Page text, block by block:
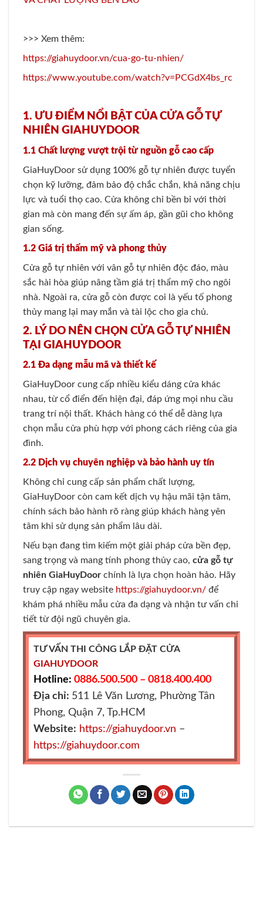
>>> Xem thêm:
https://giahuydoor.vn/cua-go-tu-nhien/
https://www.youtube.com/watch?v=PCGdX4bs_rc
1. ƯU ĐIỂM NỔI BẬT CỦA CỬA GỖ TỰ
NHIÊN GIAHUYDOOR
1.1 Chất lượng vượt trội từ nguồn gỗ cao cấp
GiaHuyDoor sử dụng 100% gỗ tự nhiên được tuyển
chọn kỹ lưỡng, đảm bảo độ chắc chắn, khả năng chịu
lực và tuổi thọ cao. Cửa không chỉ bền bỉ với thời
gian mà còn mang đến sự ấm áp, gần gũi cho không
gian sống.
1.2 Giá trị thẩm mỹ và phong thủy
Cửa gỗ tự nhiên với vân gỗ tự nhiên độc đáo, màu
sắc hài hòa giúp nâng tầm giá trị thẩm mỹ cho ngôi
nhà. Ngoài ra, cửa gỗ còn được coi là yếu tố phong
thủy mang lại may mắn và tài lộc cho gia chủ.
2. LÝ DO NÊN CHỌN CỬA GỖ TỰ NHIÊN
TẠI GIAHUYDOOR
2.1 Đa dạng mẫu mã và thiết kế
GiaHuyDoor cung cấp nhiều kiểu dáng cửa khác
nhau, từ cổ điển đến hiện đại, đáp ứng mọi nhu cầu
trang trí nội thất. Khách hàng có thể dễ dàng lựa
chọn mẫu cửa phù hợp với phong cách riêng của gia
đình.
2.2 Dịch vụ chuyên nghiệp và bảo hành uy tín
Không chỉ cung cấp sản phẩm chất lượng,
GiaHuyDoor còn cam kết dịch vụ hậu mãi tận tâm,
chính sách bảo hành rõ ràng giúp khách hàng yên
tâm khi sử dụng sản phẩm lâu dài.
Nếu bạn đang tìm kiếm một giải pháp cửa bền đẹp,
sang trọng và mang tính phong thủy cao, cửa gỗ tự
nhiên GiaHuyDoor chính là lựa chọn hoàn hảo. Hãy
truy cập ngay website https://giahuydoor.vn/ để
khám phá nhiều mẫu cửa đa dạng và nhận tư vấn chi
tiết từ đội ngũ chuyên gia.
TƯ VẤN THI CÔNG LẮP ĐẶT CỬA
GIAHUYDOOR
Hotline: 0886.500.500 – 0818.400.400
Địa chỉ: 511 Lê Văn Lương, Phường Tân
Phong, Quận 7, Tp.HCM
Website: https://giahuydoor.vn –
https://giahuydoor.com